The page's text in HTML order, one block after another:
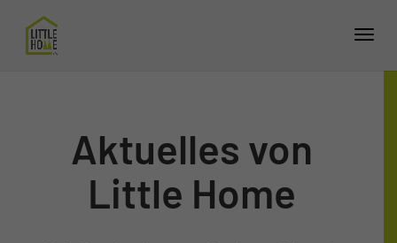
Aktuelles von
Little Home